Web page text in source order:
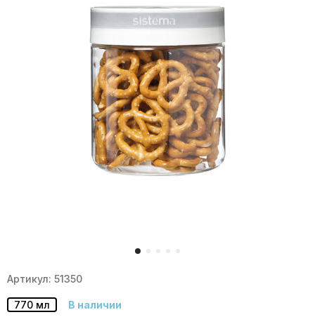
Артикул: 51350
770 мл В наличии